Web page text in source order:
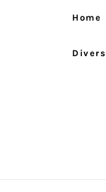
Home
Divers